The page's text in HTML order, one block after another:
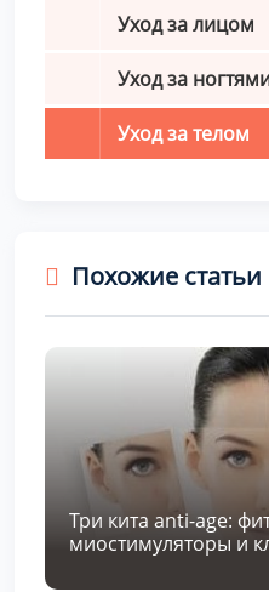
Уход за лицом
Уход за
Уход за телом
Похожие статьи
Три кита anti-age:
миостимуляторы и